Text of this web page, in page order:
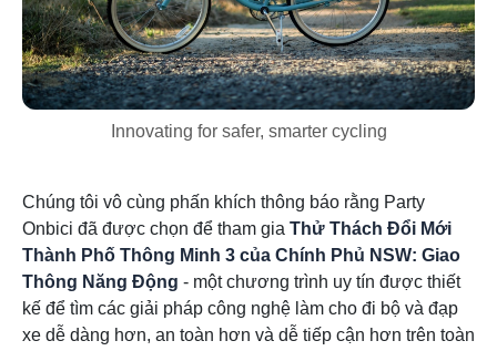
Innovating for safer, smarter cycling
Chúng tôi vô cùng phấn khích thông báo rằng Party
Onbici đã được chọn để tham gia Thử Thách Đổi Mới
Thành Phố Thông Minh 3 của Chính Phủ NSW: Giao
Thông Năng Động - một chương trình uy tín được thiết
kế để tìm các giải pháp công nghệ làm cho đi bộ và đạp
xe dễ dàng hơn, an toàn hơn và dễ tiếp cận hơn trên toàn